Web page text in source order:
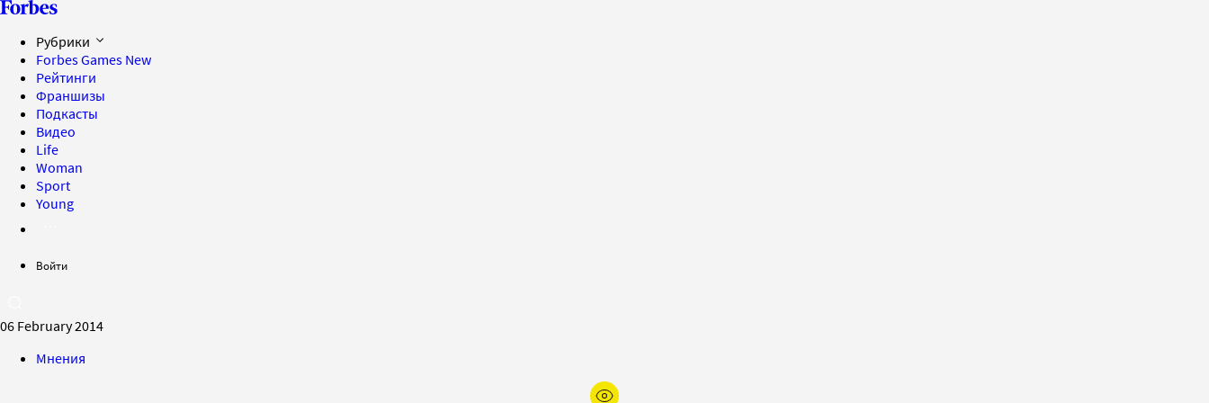
Рубрики
Forbes Games New
Рейтинги
Франшизы
Подкасты
Видео
Life
Woman
Sport
Young
Войти
06 February 2014
Мнения